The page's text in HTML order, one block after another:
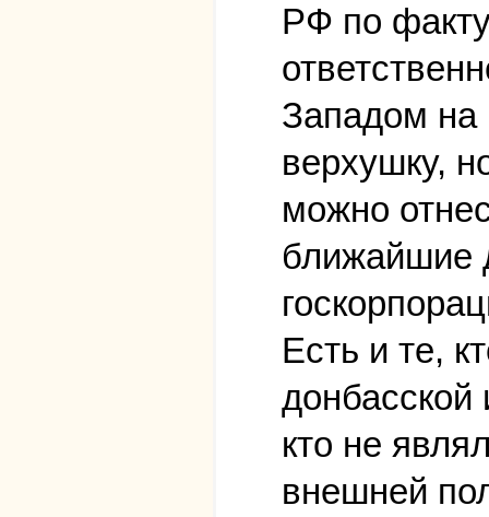
РФ по
Западом на
верхушку,
можно
ближайшие
Есть и те,
донбасской
кто не
внешней